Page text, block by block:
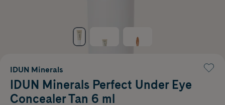
IDUN Minerals
IDUN Minerals Perfect Under Eye
Concealer Tan 6 ml